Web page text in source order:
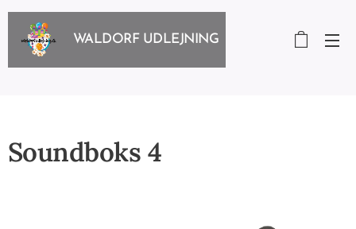
WALDORF UDLEJNING
Soundboks 4